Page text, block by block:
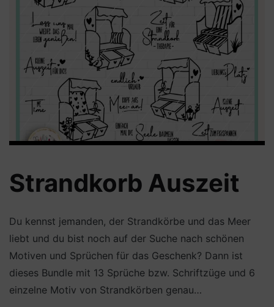
Strandkorb Auszeit
Du kennst jemanden, der Strandkörbe und das Meer
liebt und du bist noch auf der Suche nach schönen
Motiven und Sprüchen für das Geschenk? Dann ist
dieses Bundle mit 13 Sprüche bzw. Schriftzüge und 6
einzelne Motiv von Strandkörben genau…